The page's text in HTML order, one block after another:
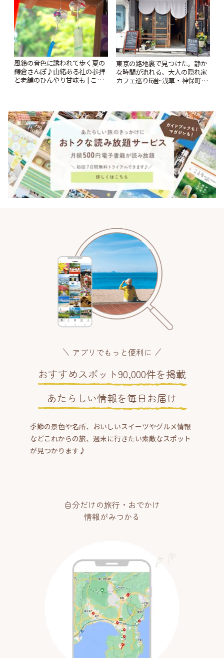
風鈴の音色に誘われて歩く夏の
鎌倉さんぽ♪由緒ある社の参拝
と老舗のひんやり甘味も | こと
東京の路地裏で見つけた。静か
な時間が流れる、大人の隠れ家
カフェ巡り6選~浅草・神保町・
アプリでもっと便利に
おすすめスポット90,000件を掲載
あたらしい情報を毎日お届け
季節の景色や名所、おいしいスイーツやグルメ情報
などこれからの旅、週末に行きたい素敵なスポット
が見つかります♪
自分だけの旅行・おでかけ
情報がみつかる